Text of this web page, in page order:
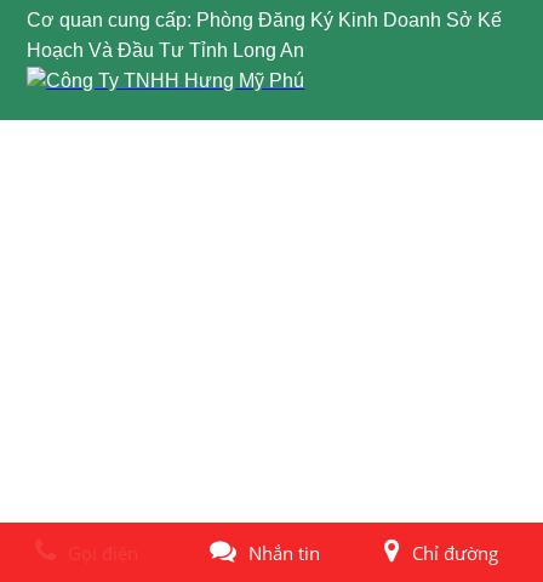
Cơ quan cung cấp: Phòng Đăng Ký Kinh Doanh Sở Kế
Hoạch Và Đầu Tư Tỉnh Long An
Nhắn tin Chỉ đường